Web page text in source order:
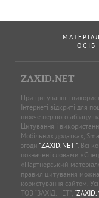
ОСІБ
ZAXID.NET
При цитуванні і
Інтернеті відкриті для
нижче першого абзацу на
Цитування і
Мобільних додатках,
згоди "ZAXID.NET ". Всі
позначені словами
«Партнерський
правил цитування
користування сайтом.
ТОВ “ЗАХІД.НЕТ”,